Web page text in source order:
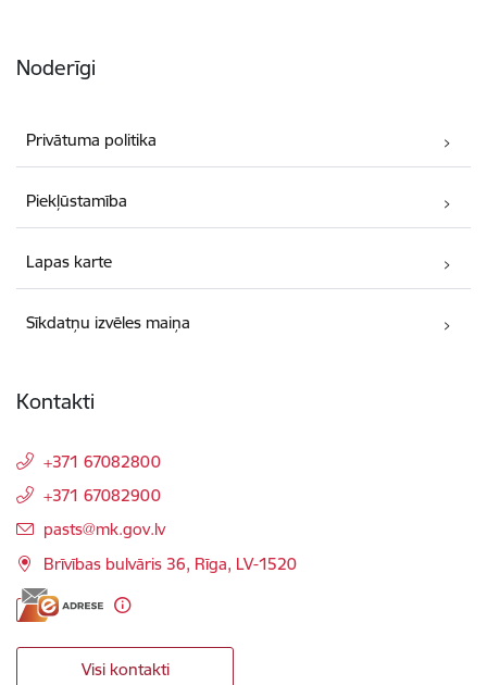
Noderīgi
Privātuma politika
Piekļūstamība
Lapas karte
Sīkdatņu izvēles maiņa
Kontakti
+371 67082800
+371 67082900
E-pasts:
pasts@mk.gov.lv
Brīvības bulvāris 36, Rīga, LV-1520
Visi kontakti